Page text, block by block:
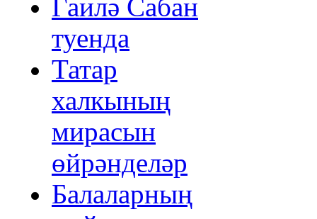
Гаилә Сабан
туенда
Татар
халкының
мирасын
өйрәнделәр
Балаларның